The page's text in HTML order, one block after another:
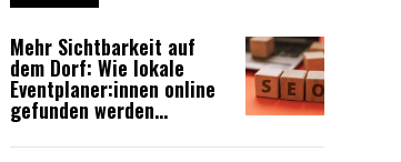
Mehr Sichtbarkeit auf
dem Dorf: Wie lokale
Eventplaner:innen online
gefunden werden...